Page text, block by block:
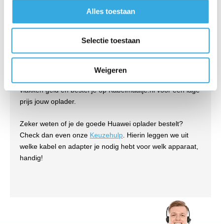
Alles toestaan
Selectie toestaan
Weigeren
Wij verkopen originele opladers tegen lage prijzen. We
aantallen (bulk). Deze opladers zijn per stuk verpakt in
bulkverpakking, wat betekent dat de kabel en adapter niet
in een retailverpakking zitten, maar alleen in een
vlakken geld en bestel je op Kabelmaatje.nl voor een lage
prijs jouw oplader.
Zeker weten of je de goede Huawei oplader bestelt?
Check dan even onze Keuzehulp . Hierin leggen we uit
welke kabel en adapter je nodig hebt voor welk apparaat,
handig!